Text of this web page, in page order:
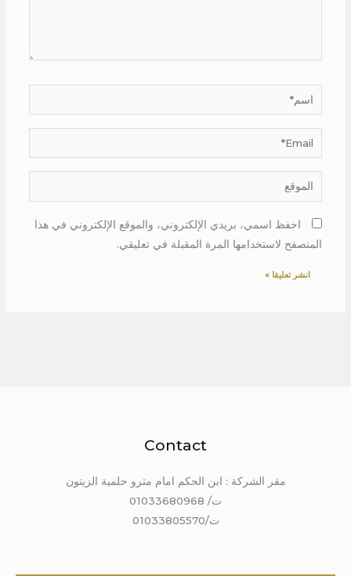
اسم*
Email*
الموقع
احفظ اسمي، بريدي الإلكتروني، والموقع الإلكتروني في هذا
المتصفح لاستخدامها المرة المقبلة في تعليقي.
Contact
مقر الشركة : ابن الحكم امام مترو حلمية الزيتون
ت/ 01033680968
ت/01033805570